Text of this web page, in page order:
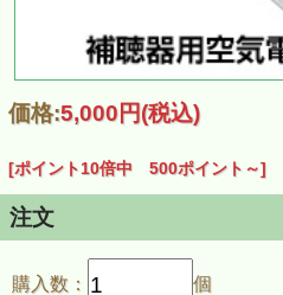
価格:5,000円(税込)
[ポイント10倍中 500ポイント～]
注文
購入数： 個